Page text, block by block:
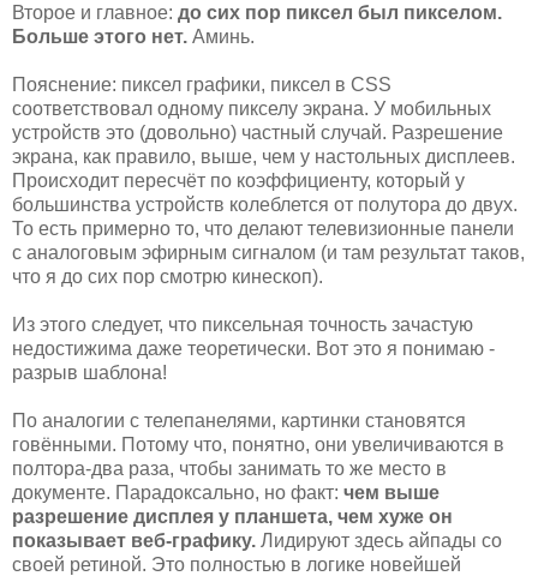
Второе и главное: до сих пор пиксел был пикселом.
Больше этого нет. Аминь.
Пояснение: пиксел графики, пиксел в CSS
соответствовал одному пикселу экрана. У мобильных
устройств это (довольно) частный случай. Разрешение
экрана, как правило, выше, чем у настольных дисплеев.
Происходит пересчёт по коэффициенту, который у
большинства устройств колеблется от полутора до двух.
То есть примерно то, что делают телевизионные панели
с аналоговым эфирным сигналом (и там результат таков,
что я до сих пор смотрю кинескоп).
Из этого следует, что пиксельная точность зачастую
недостижима даже теоретически. Вот это я понимаю -
разрыв шаблона!
По аналогии с телепанелями, картинки становятся
говёнными. Потому что, понятно, они увеличиваются в
полтора-два раза, чтобы занимать то же место в
документе. Парадоксально, но факт: чем выше
разрешение дисплея у планшета, чем хуже он
показывает веб-графику. Лидируют здесь айпады со
своей ретиной. Это полностью в логике новейшей